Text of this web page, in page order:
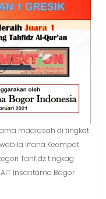
madrasah di tingkat
Irfana Keempat
Tahfidz tingkag
Insantama Bogor